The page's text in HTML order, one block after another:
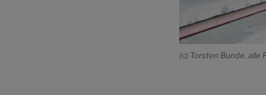
(c) Torsten Bunde,